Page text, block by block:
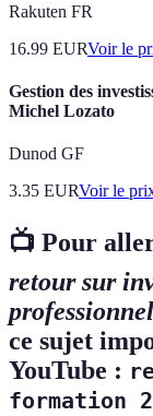
Rakuten FR
16.99 EURVoir le
Gestion des
Michel Lozato
Dunod GF
3.35 EURVoir le
📺 Pour
retour sur
ce sujet
YouTube :
formation